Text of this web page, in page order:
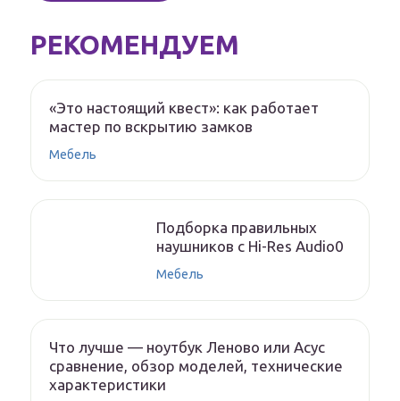
РЕКОМЕНДУЕМ
«Это настоящий квест»: как работает
мастер по вскрытию замков
Мебель
Подборка правильных
наушников с Hi-Res Audio0
Мебель
Что лучше — ноутбук Леново или Асус
сравнение, обзор моделей, технические
характеристики